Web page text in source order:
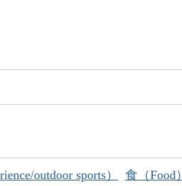
outdoor sports）
食（Food）